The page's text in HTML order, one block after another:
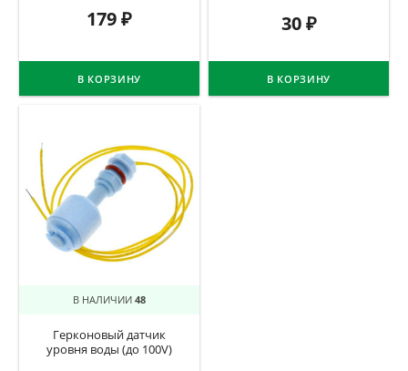
179₽
В КОРЗИНУ
30₽
В КОРЗИНУ
В НАЛИЧИИ 48
Герконовый датчик
уровня воды (до 100V)